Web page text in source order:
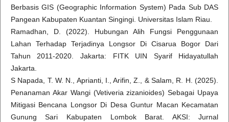
Berbasis GIS (Geographic Information System) Pada Sub DAS
Pangean Kabupaten Kuantan Singingi. Universitas Islam Riau.
Ramadhan, D. (2022). Hubungan Alih Fungsi Penggunaan
Lahan Terhadap Terjadinya Longsor Di Cisarua Bogor Dari
Tahun 2011-2020. Jakarta: FITK UIN Syarif Hidayatullah
Jakarta.
S Napada, T. W. N., Aprianti, I., Arifin, Z., & Salam, R. H. (2025).
Penanaman Akar Wangi (Vetiveria zizanioides) Sebagai Upaya
Mitigasi Bencana Longsor Di Desa Guntur Macan Kecamatan
Gunung Sari Kabupaten Lombok Barat. AKSI: Jurnal